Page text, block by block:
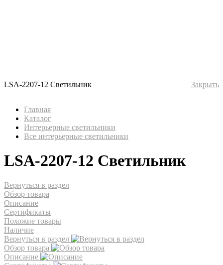
LSA-2207-12 Светильник Закрыть
Главная
Каталог
Интерьерные светильники
Все интерьерные светильники
LSA-2207-12 Светильник
Вернуться в раздел
Обзор товара
Описание
Сертификаты
Похожие товары
Наличие
Вернуться в раздел
Обзор товара
Описание